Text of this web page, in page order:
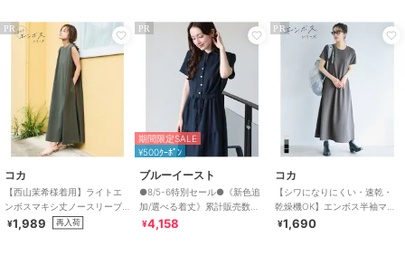
PR
コカ
【西山茉希様着用】ライトエ
ンボスマキシ丈ノースリーブ
ワンピース 全4色 / シワになり
¥1,989 再入荷
PR
期間限定SALE
¥500ｸｰﾎﾟﾝ
ブルーイースト
●8/5-6特別セール●《新色追
加/選べる着丈》累計販売数
70000枚突破！アソート柄ワ
¥4,158
PR
コカ
【シワになりにくい・速乾・
乾燥機OK】エンボス半袖マキ
シワンピース 全4色
¥1,690